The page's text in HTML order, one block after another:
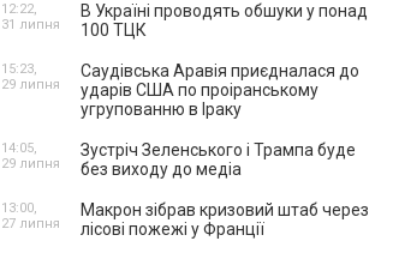
В Україні проводять обшуки у понад
100 ТЦК
12:22,
31 липня
Саудівська Аравія приєдналася до
ударів США по проіранському
угрупованню в Іраку
15:23,
29 липня
Зустріч Зеленського і Трампа буде
без виходу до медіа
14:05,
29 липня
Макрон зібрав кризовий штаб через
лісові пожежі у Франції
13:00,
27 липня